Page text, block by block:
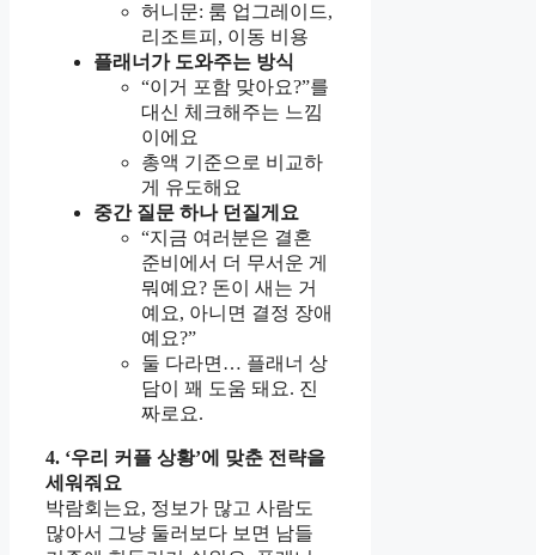
허니문: 룸 업그레이드,
리조트피, 이동 비용
플래너가 도와주는 방식
“이거 포함 맞아요?”를
대신 체크해주는 느낌
이에요
총액 기준으로 비교하
게 유도해요
중간 질문 하나 던질게요
“지금 여러분은 결혼
준비에서 더 무서운 게
뭐예요? 돈이 새는 거
예요, 아니면 결정 장애
예요?”
둘 다라면… 플래너 상
담이 꽤 도움 돼요. 진
짜로요.
4. ‘우리 커플 상황’에 맞춘 전략을
세워줘요
박람회는요, 정보가 많고 사람도
많아서 그냥 둘러보다 보면 남들